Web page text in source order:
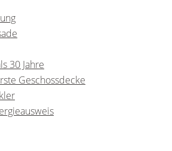
30 Jahre
Geschossdecke